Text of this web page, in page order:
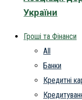
України
Гроші та Фінанси
All
Банки
Кредитні